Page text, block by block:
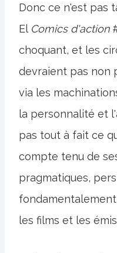
Donc ce n'est pas
El Comics d'action
choquant, et les
devraient pas non
via les
la personnalité et
pas tout à fait ce
compte tenu de
pragmatiques,
les films et les